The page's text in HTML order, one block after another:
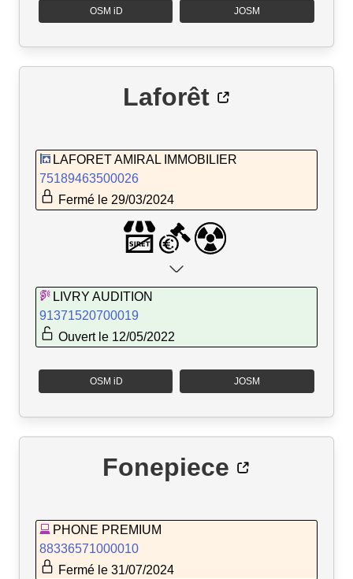
OSM iD JOSM
Laforêt
LAFORET AMIRAL IMMOBILIER
75189463500026
Fermé le 29/03/2024
LIVRY AUDITION
91371520700019
Ouvert le 12/05/2022
OSM iD JOSM
Fonepiece
PHONE PREMIUM
88336571000010
Fermé le 31/07/2024